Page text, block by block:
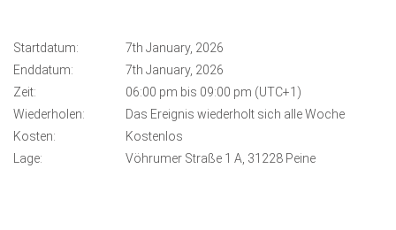
Startdatum:
7th January, 2026
Enddatum:
7th January, 2026
Zeit:
06:00 pm bis 09:00 pm (UTC+1)
Wiederholen:
Das Ereignis wiederholt sich alle Woche
Kosten:
Kostenlos
Lage:
Vöhrumer Straße 1 A, 31228 Peine